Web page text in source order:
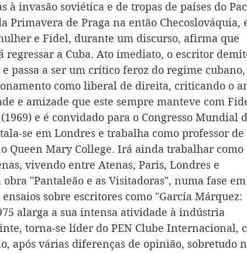
à invasão soviética e de tropas de países do
Primavera de Praga na então Checoslováquia,
e Fidel, durante um discurso, afirma que
regressar a Cuba. Ato imediato, o escritor
passa a ser um crítico feroz do regime cubano,
como liberal de direita, criticando o
e amizade que este sempre manteve com
e é convidado para o Congresso Mundial
se em Londres e trabalha como professor de
Queen Mary College. Irá ainda trabalhar como
vivendo entre Atenas, Paris, Londres e
obra "Pantaleão e as Visitadoras", numa fase
sobre escritores como "García Márquez:
alarga a sua intensa atividade à indústria
torna-se líder do PEN Clube Internacional,
após várias diferenças de opinião, sobretudo